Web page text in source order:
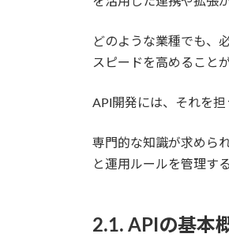
どのような業種でも、
スピードを高めること
API開発には、それを
専門的な知識が求めら
と運用ルールを管理す
2.1. APIの基本